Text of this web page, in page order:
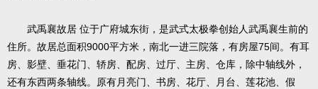
武禹襄故居 位于广府城东街，是武式太极拳创始人武禹襄生前的
住所。故居总面积9000平方米，南北一进三院落，有房屋75间。有耳
房、影壁、垂花门、轿房、配房、过厅、主房、仓库，除中轴线外，
还有东西两条轴线。原有月亮门、书房、花厅、月台、莲花池、假